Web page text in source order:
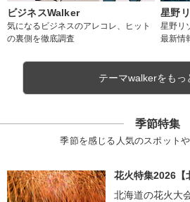
ビジネスWalker
気になるビジネスのアレコレ、ヒット
の裏側を徹底調査
星野
星野リ
最新情
テーマwalkerをもっ
季節特集
季節を感じる人気のスポット
花火特集2026【
北海道の花火大